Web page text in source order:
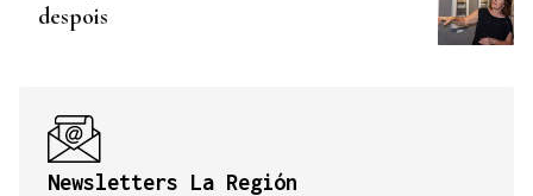
despois
Newsletters La Región